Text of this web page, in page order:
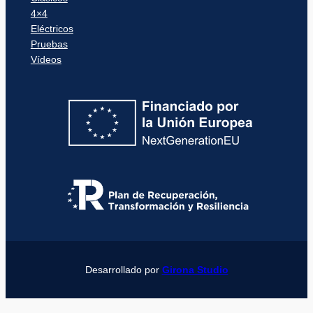
4×4
Eléctricos
Pruebas
Vídeos
Desarrollado por Girona Studio